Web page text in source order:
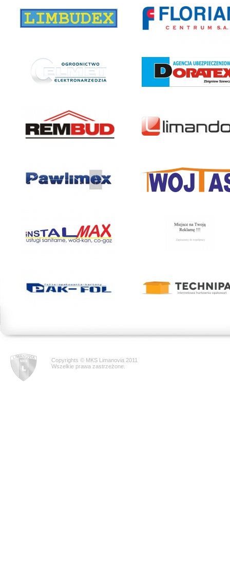
Copyrights © MKS Limanovia 2011
Wszelkie prawa zastrzeżone.